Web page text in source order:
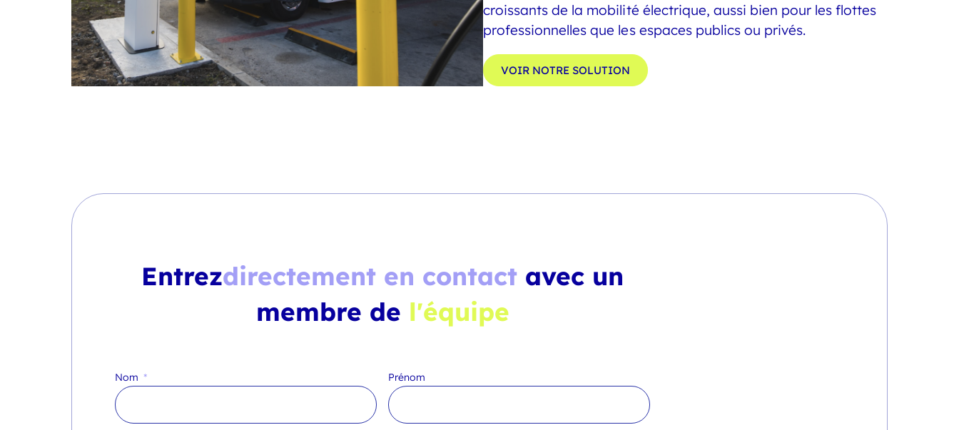
croissants de la mobilité électrique, aussi bien pour les flottes
professionnelles que les espaces publics ou privés.
VOIR NOTRE SOLUTION
Entrezdirectement en contact avec un
membre de l'équipe
Nom Prénom